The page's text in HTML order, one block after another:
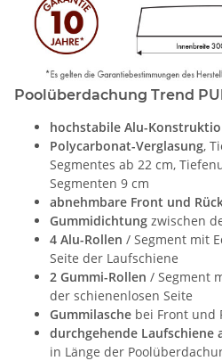
Poolüberdachung Trend
hochstabile Alu-
Polycarbonat-Verglasung,
Segmentes ab 22 cm,
Segmenten 9 cm
abnehmbare Front und
Gummidichtung zwischen
4 Alu-Rollen / Segment mit
Seite der Laufschiene
2 Gummi-Rollen / Segment
der schienenlosen Seite
Gummilasche bei Front und
durchgehende
in Länge der